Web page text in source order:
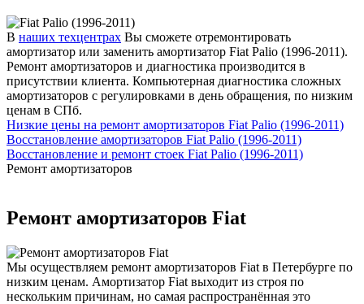
В наших техцентрах Вы сможете отремонтировать
амортизатор или заменить амортизатор Fiat Palio (1996-2011).
Ремонт амортизаторов и диагностика производится в
присутствии клиента. Компьютерная диагностика сложных
амортизаторов с регулировками в день обращения, по низким
ценам в СПб.
Низкие цены на ремонт амортизаторов Fiat Palio (1996-2011)
Восстановление амортизаторов Fiat Palio (1996-2011)
Восстановление и ремонт стоек Fiat Palio (1996-2011)
Ремонт амортизаторов
Ремонт амортизаторов Fiat
Мы осуществляем ремонт амортизаторов Fiat в Петербурге по
низким ценам. Амортизатор Fiat выходит из строя по
нескольким причинам, но самая распространённая это